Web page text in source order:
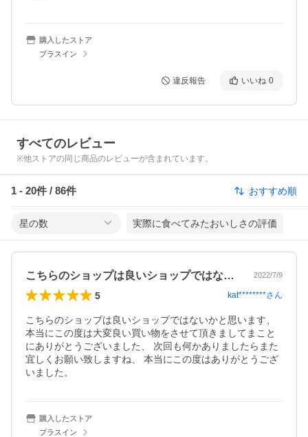
購入したストア
プラスイン
違反報告 いいね 0
すべてのレビュー
※他ストアの同じ商品のレビューが含まれています。
1 - 20件 / 86件 おすすめ順
星の数 実際に食べてみたおいしさの評価
こちらのショップは良いショップではない… 2022/7/9
5 kat********さん
こちらのショップは良いショップではないかと思います、
本当にこの度は大変良い買い物をさせて頂きましてまこと
にありがとうございました、 次回も何かありましたらまた
宜しくお願い致しますね、 本当にこの度はありがとうござ
いました。
購入したストア
プラスイン